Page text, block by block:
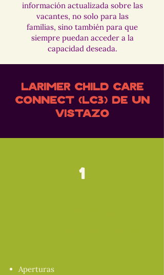
información actualizada sobre las
vacantes, no solo para las
familias, sino también para que
siempre puedan acceder a la
capacidad deseada.
Larimer Child Care
Connect (LC3) de un
vistazo
1
Aperturas